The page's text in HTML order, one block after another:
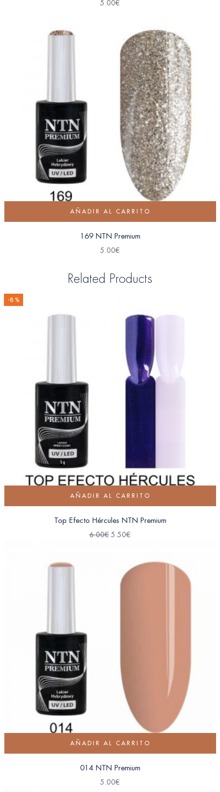
5.00€
AÑADIR AL CARRITO
169 NTN Premium
5.00€
Related Products
-8 %
AÑADIR AL CARRITO
Top Efecto Hércules NTN Premium
6.00€ 5.50€
AÑADIR AL CARRITO
014 NTN Premium
5.00€